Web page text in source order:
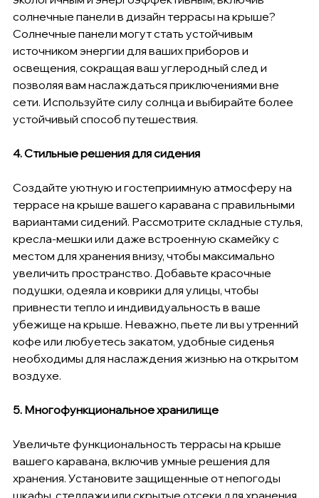
солнечные панели в дизайн террасы на крыше?
Солнечные панели могут стать устойчивым
источником энергии для ваших приборов и
освещения, сокращая ваш углеродный след и
позволяя вам наслаждаться приключениями вне
сети. Используйте силу солнца и выбирайте более
устойчивый способ путешествия.
4. Стильные решения для сидения
Создайте уютную и гостеприимную атмосферу на
террасе на крыше вашего каравана с правильными
вариантами сидений. Рассмотрите складные стулья,
кресла-мешки или даже встроенную скамейку с
местом для хранения внизу, чтобы максимально
увеличить пространство. Добавьте красочные
подушки, одеяла и коврики для улицы, чтобы
привнести тепло и индивидуальность в ваше
убежище на крыше. Неважно, пьете ли вы утренний
кофе или любуетесь закатом, удобные сиденья
необходимы для наслаждения жизнью на открытом
воздухе.
5. Многофункциональное хранилище
Увеличьте функциональность террасы на крыше
вашего каравана, включив умные решения для
хранения. Установите защищенные от непогоды